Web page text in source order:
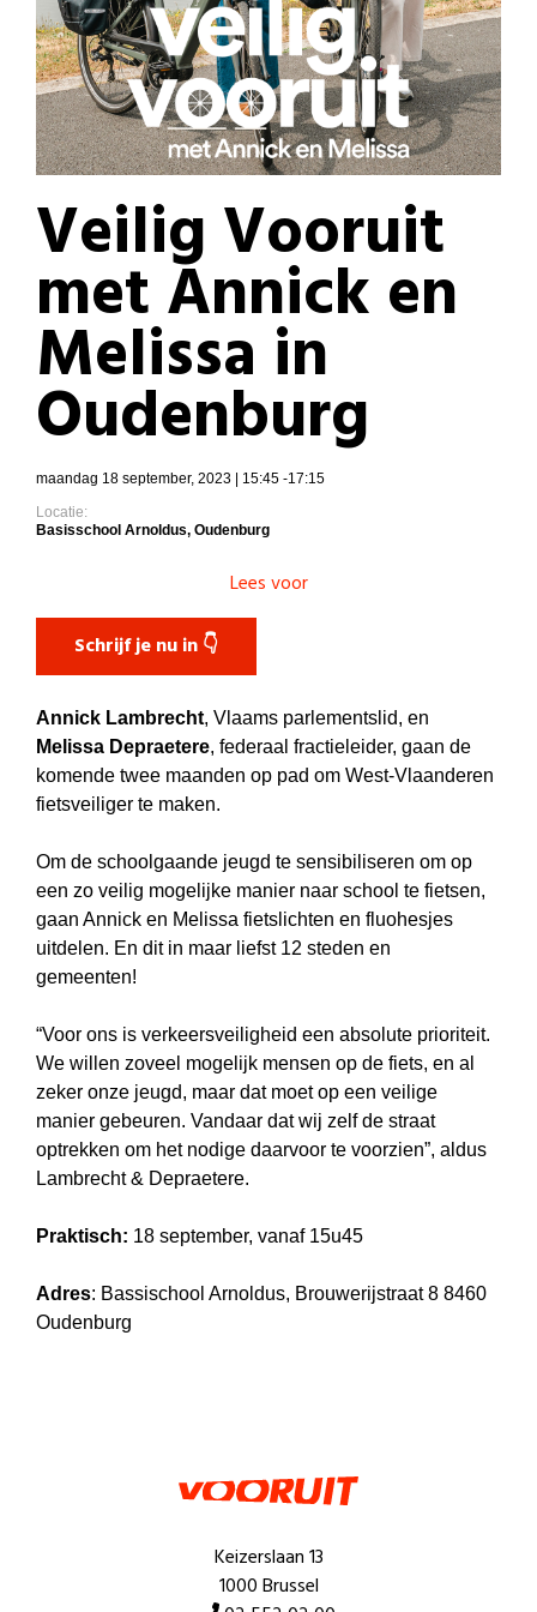
Veilig Vooruit
met Annick en
Melissa in
Oudenburg
maandag 18 september, 2023 | 15:45 -17:15
Locatie:
Basisschool Arnoldus, Oudenburg
Lees voor
Schrijf je nu in 👇
Annick Lambrecht, Vlaams parlementslid, en
Melissa Depraetere, federaal fractieleider, gaan de
komende twee maanden op pad om West-Vlaanderen
fietsveiliger te maken.
Om de schoolgaande jeugd te sensibiliseren om op
een zo veilig mogelijke manier naar school te fietsen,
gaan Annick en Melissa fietslichten en fluohesjes
uitdelen. En dit in maar liefst 12 steden en
gemeenten!
“Voor ons is verkeersveiligheid een absolute prioriteit.
We willen zoveel mogelijk mensen op de fiets, en al
zeker onze jeugd, maar dat moet op een veilige
manier gebeuren. Vandaar dat wij zelf de straat
optrekken om het nodige daarvoor te voorzien”, aldus
Lambrecht & Depraetere.
Praktisch: 18september, vanaf 15u45
Adres: Bassischool Arnoldus, Brouwerijstraat 8 8460
Oudenburg
Keizerslaan 13
1000 Brussel